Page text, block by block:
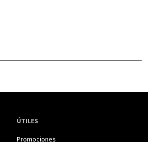
ÚTILES
Promociones